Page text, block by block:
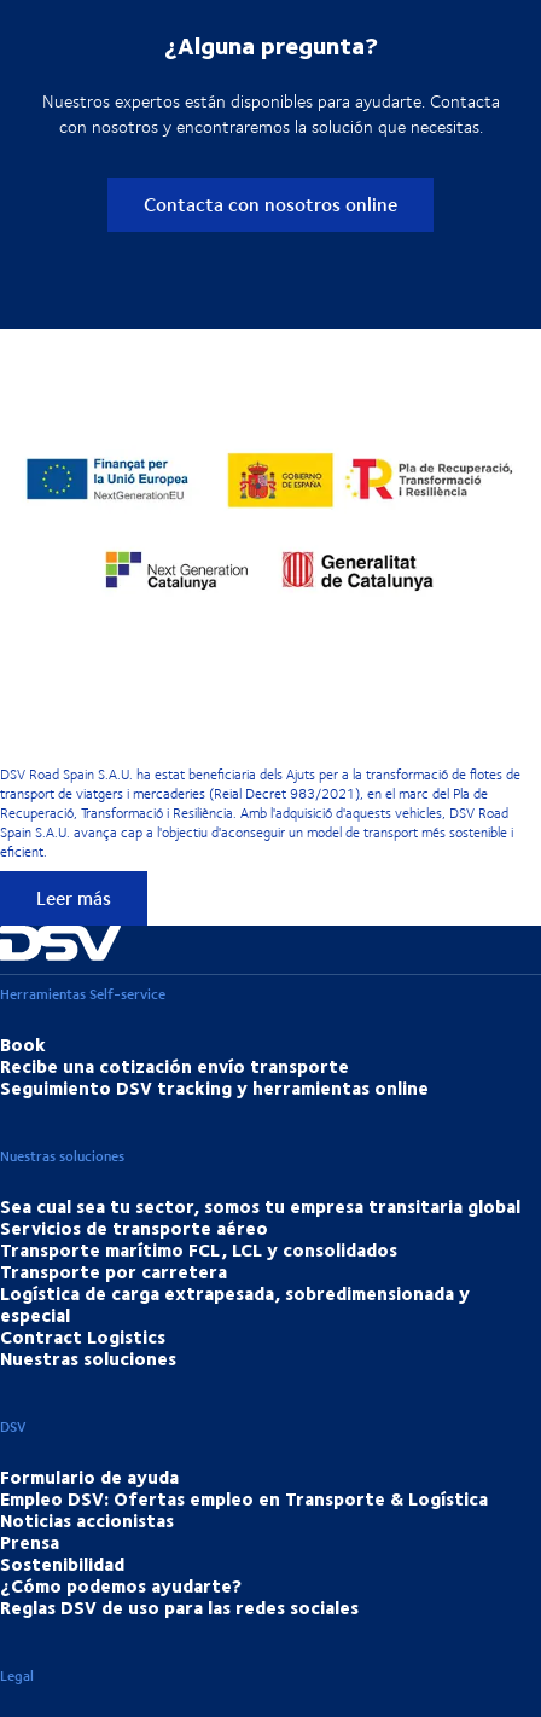
¿Alguna pregunta?
Nuestros expertos están disponibles para ayudarte. Contacta
con nosotros y encontraremos la solución que necesitas.
Contacta con nosotros online
DSV Road Spain S.A.U. ha estat beneficiaria dels Ajuts per a la transformació de flotes de
transport de viatgers i mercaderies (Reial Decret 983/2021), en el marc del Pla de
Recuperació, Transformació i Resiliència. Amb l'adquisició d'aquests vehicles, DSV Road
Spain S.A.U. avança cap a l'objectiu d'aconseguir un model de transport més sostenible i
eficient.
Leer más
Herramientas Self-service
Book
Recibe una cotización envío transporte
Seguimiento DSV tracking y herramientas online
Nuestras soluciones
Sea cual sea tu sector, somos tu empresa transitaria global
Servicios de transporte aéreo
Transporte marítimo FCL, LCL y consolidados
Transporte por carretera
Logística de carga extrapesada, sobredimensionada y
especial
Contract Logistics
Nuestras soluciones
DSV
Formulario de ayuda
Empleo DSV: Ofertas empleo en Transporte & Logística
Noticias accionistas
Prensa
Sostenibilidad
¿Cómo podemos ayudarte?
Reglas DSV de uso para las redes sociales
Legal